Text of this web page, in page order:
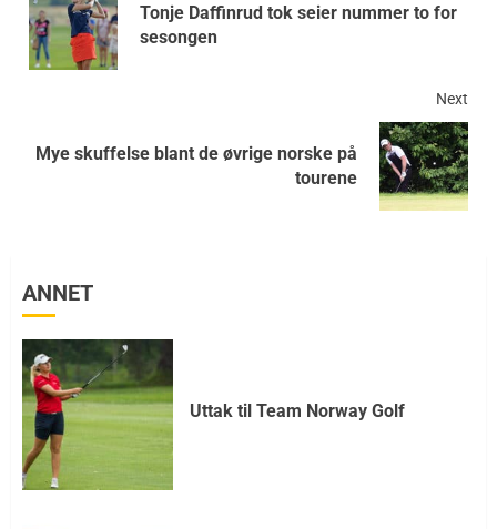
Tonje Daffinrud tok seier nummer to for
sesongen
Next
Mye skuffelse blant de øvrige norske på
tourene
ANNET
Uttak til Team Norway Golf